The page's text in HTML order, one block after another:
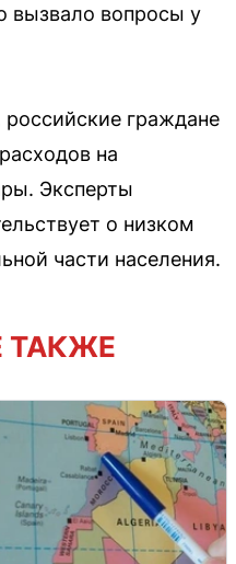
вызвало вопросы у
граждане
на
Эксперты
о низком
части населения.
ТАКЖЕ